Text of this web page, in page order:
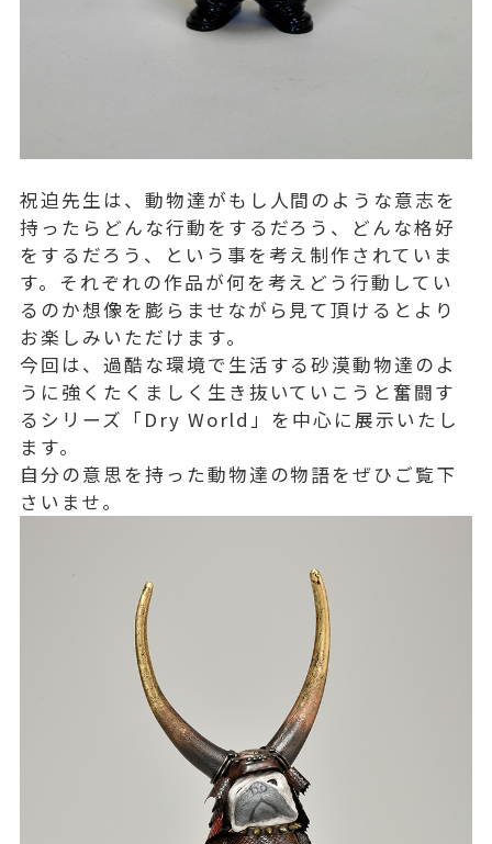
祝迫先生は、動物達がもし人間のような意志を
持ったらどんな行動をするだろう、どんな格好
をするだろう、という事を考え制作されていま
す。それぞれの作品が何を考えどう行動してい
るのか想像を膨らませながら見て頂けるとより
お楽しみいただけます。
今回は、過酷な環境で生活する砂漠動物達のよ
うに強くたくましく生き抜いていこうと奮闘す
るシリーズ「Dry World」を中心に展示いたし
ます。
自分の意思を持った動物達の物語をぜひご覧下
さいませ。